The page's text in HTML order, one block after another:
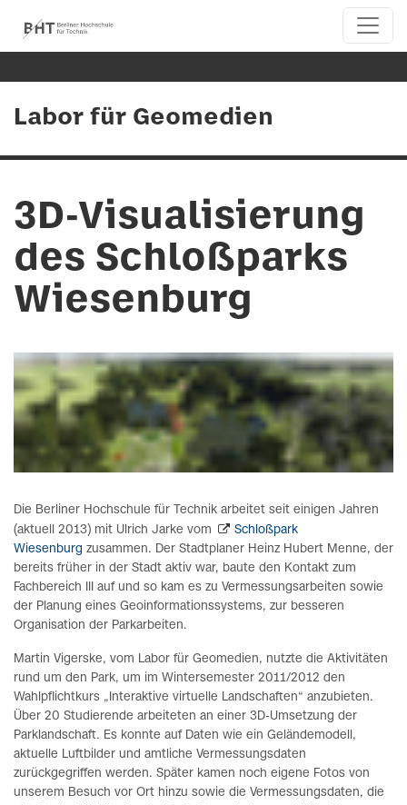
Labor für Geomedien
3D-Visualisierung
des Schloßparks
Wiesenburg
Die Berliner Hochschule für Technik arbeitet seit einigen Jahren
(aktuell 2013) mit Ulrich Jarke vom
Schloßpark
Wiesenburg zusammen. Der Stadtplaner Heinz Hubert Menne, der
bereits früher in der Stadt aktiv war, baute den Kontakt zum
Fachbereich III auf und so kam es zu Vermessungsarbeiten sowie
der Planung eines Geoinformationssystems, zur besseren
Organisation der Parkarbeiten.
Martin Vigerske, vom Labor für Geomedien, nutzte die Aktivitäten
rund um den Park, um im Wintersemester 2011/2012 den
Wahlpflichtkurs „Interaktive virtuelle Landschaften“ anzubieten.
Über 20 Studierende arbeiteten an einer 3D-Umsetzung der
Parklandschaft. Es konnte auf Daten wie ein Geländemodell,
aktuelle Luftbilder und amtliche Vermessungsdaten
zurückgegriffen werden. Später kamen noch eigene Fotos von
unserem Besuch vor Ort hinzu sowie die Vermessungsdaten, die